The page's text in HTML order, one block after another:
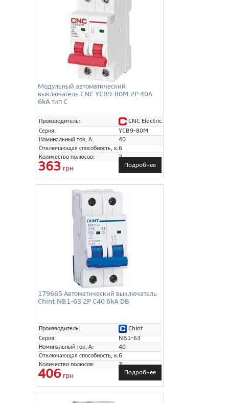
Модульный автоматический
выключатель CNC YCB9-80M 2P 40А
6kA тип C
Производитель:
CNC Electric
Серия:
YCB9-80M
Номинальный ток, А:
40
Отключающая способность, кА:
6
Количество полюсов:
2
363 грн Подробнее
179665 Автоматический выключатель
Chint NB1-63 2P C40 6kA DB
Производитель:
Chint
Серия:
NB1-63
Номинальный ток, А:
40
Отключающая способность, кА:
6
Количество полюсов:
2
406 грн Подробнее